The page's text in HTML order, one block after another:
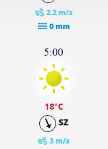
2.2 m/s
0 mm
5:00
18°C
SZ
3 m/s